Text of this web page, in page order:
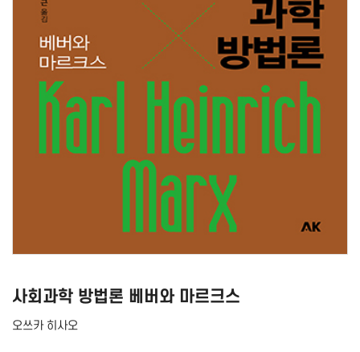
사회과학 방법론 베버와 마르크스
오쓰카 히사오